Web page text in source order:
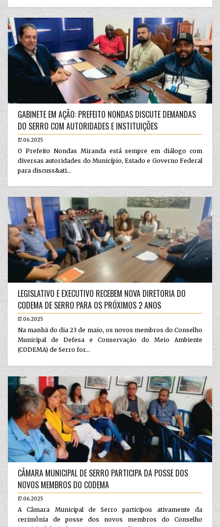
GABINETE EM AÇÃO: PREFEITO NONDAS DISCUTE DEMANDAS
DO SERRO COM AUTORIDADES E INSTITUIÇÕES
17.06.2025
O Prefeito Nondas Miranda está sempre em diálogo com
diversas autoridades do Município, Estado e Governo Federal
para discuss&ati...
LEGISLATIVO E EXECUTIVO RECEBEM NOVA DIRETORIA DO
CODEMA DE SERRO PARA OS PRÓXIMOS 2 ANOS
17.06.2025
Na manhã do dia 23 de maio, os novos membros do Conselho
Municipal de Defesa e Conservação do Meio Ambiente
(CODEMA) de Serro for...
CÂMARA MUNICIPAL DE SERRO PARTICIPA DA POSSE DOS
NOVOS MEMBROS DO CODEMA
17.06.2025
A Câmara Municipal de Serro participou ativamente da
cerimônia de posse dos novos membros do Conselho